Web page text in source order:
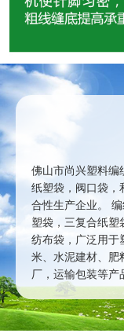
佛山市尚兴塑料编
纸塑袋，阀口袋，
合性生产企业。
塑袋，三复合纸塑
纺布袋，广泛用于
米、水泥建材、肥
厂，运输包装等产